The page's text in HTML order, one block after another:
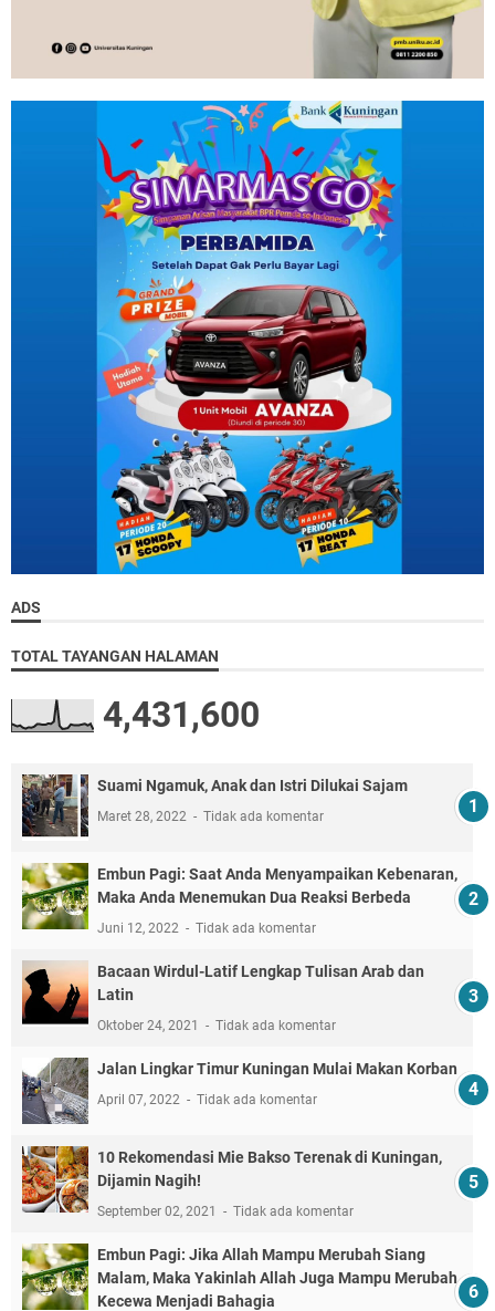
ADS
TOTAL TAYANGAN HALAMAN
4,431,600
Suami Ngamuk, Anak dan Istri Dilukai Sajam
Maret 28, 2022 Tidak ada komentar
Embun Pagi: Saat Anda Menyampaikan Kebenaran,
Maka Anda Menemukan Dua Reaksi Berbeda
Juni 12, 2022 Tidak ada komentar
Bacaan Wirdul-Latif Lengkap Tulisan Arab dan
Latin
Oktober 24, 2021 Tidak ada komentar
Jalan Lingkar Timur Kuningan Mulai Makan Korban
April 07, 2022 Tidak ada komentar
10 Rekomendasi Mie Bakso Terenak di Kuningan,
Dijamin Nagih!
September 02, 2021 Tidak ada komentar
Embun Pagi: Jika Allah Mampu Merubah Siang
Malam, Maka Yakinlah Allah Juga Mampu Merubah
Kecewa Menjadi Bahagia